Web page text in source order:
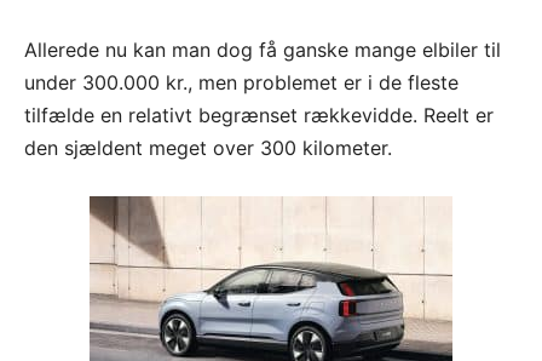
Allerede nu kan man dog få ganske mange elbiler til
under 300.000 kr., men problemet er i de fleste
tilfælde en relativt begrænset rækkevidde. Reelt er
den sjældent meget over 300 kilometer.